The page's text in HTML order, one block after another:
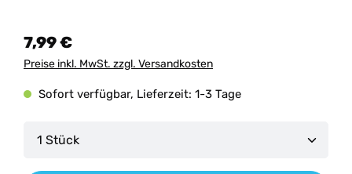
7,99 €
Preise inkl. MwSt. zzgl. Versandkosten
Sofort verfügbar, Lieferzeit: 1-3 Tage
Produkt Anzahl: Gib den gewünschten Wert